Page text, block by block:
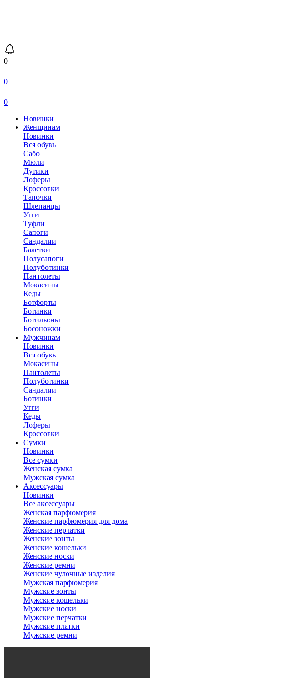
0
0
0
Новинки
Женщинам
Новинки
Вся обувь
Сабо
Мюли
Дутики
Лоферы
Кроссовки
Тапочки
Шлепанцы
Угги
Туфли
Сапоги
Сандалии
Балетки
Полусапоги
Полуботинки
Пантолеты
Мокасины
Кеды
Ботфорты
Ботинки
Ботильоны
Босоножки
Мужчинам
Новинки
Вся обувь
Мокасины
Пантолеты
Полуботинки
Сандалии
Ботинки
Угги
Кеды
Лоферы
Кроссовки
Сумки
Новинки
Все сумки
Женская сумка
Мужская сумка
Аксессуары
Новинки
Все аксессуары
Женская парфюмерия
Женские парфюмерия для дома
Женские перчатки
Женские зонты
Женские кошельки
Женские носки
Женские ремни
Женские чулочные изделия
Мужская парфюмерия
Мужские зонты
Мужские кошельки
Мужские носки
Мужские перчатки
Мужские платки
Мужские ремни